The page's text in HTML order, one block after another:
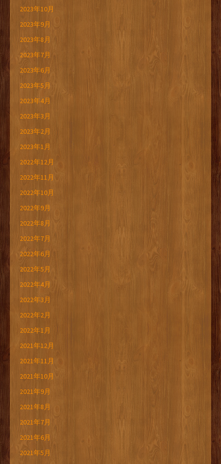
2023年10月
2023年9月
2023年8月
2023年7月
2023年6月
2023年5月
2023年4月
2023年3月
2023年2月
2023年1月
2022年12月
2022年11月
2022年10月
2022年9月
2022年8月
2022年7月
2022年6月
2022年5月
2022年4月
2022年3月
2022年2月
2022年1月
2021年12月
2021年11月
2021年10月
2021年9月
2021年8月
2021年7月
2021年6月
2021年5月